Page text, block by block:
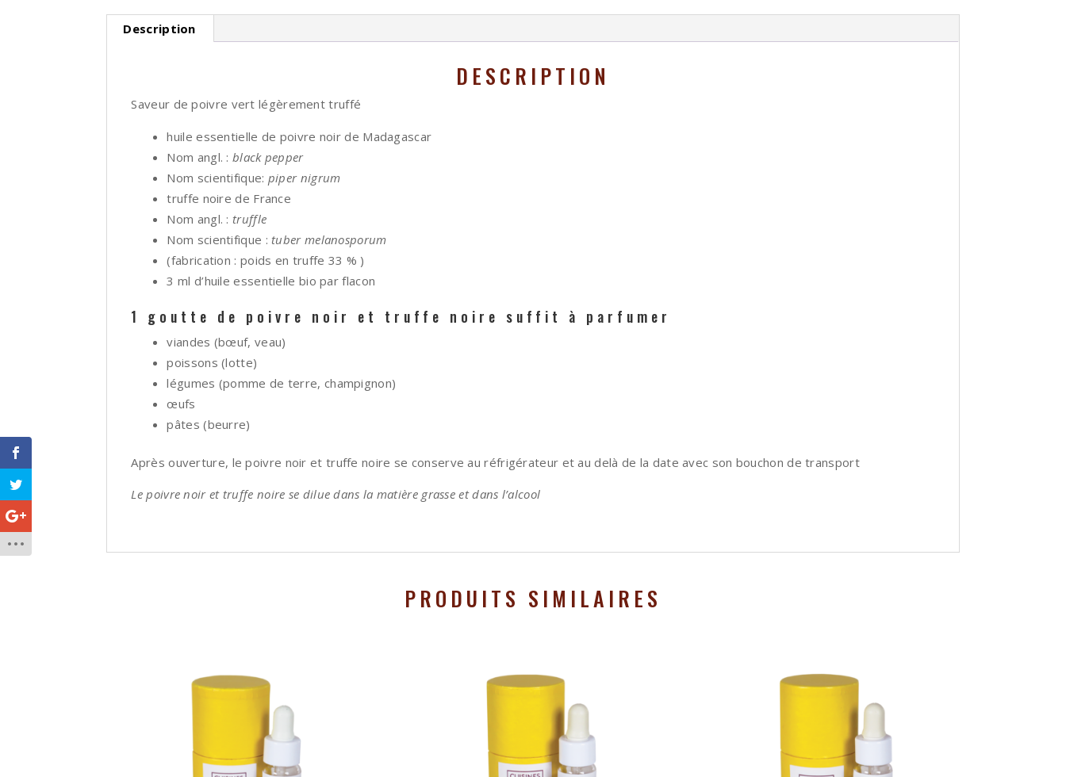
Description
DESCRIPTION
Saveur de poivre vert légèrement truffé
huile essentielle de poivre noir de Madagascar
Nom angl. :black pepper
Nom scientifique: piper nigrum
truffe noire de France
Nom angl. :truffle
Nom scientifique :tuber melanosporum
(fabrication : poids en truffe 33 % )
3 ml d’huile essentielle bio par flacon
1 goutte de poivre noir et truffe noire suffit à parfumer
viandes (bœuf, veau)
poissons (lotte)
légumes (pomme de terre, champignon)
œufs
pâtes (beurre)
Après ouverture, le poivre noir et truffe noire se conserve au réfrigérateur et au delà de la date avec son bouchon de transport
Le poivre noir et truffe noire se dilue dans la matière grasse et dans l’alcool
PRODUITS SIMILAIRES